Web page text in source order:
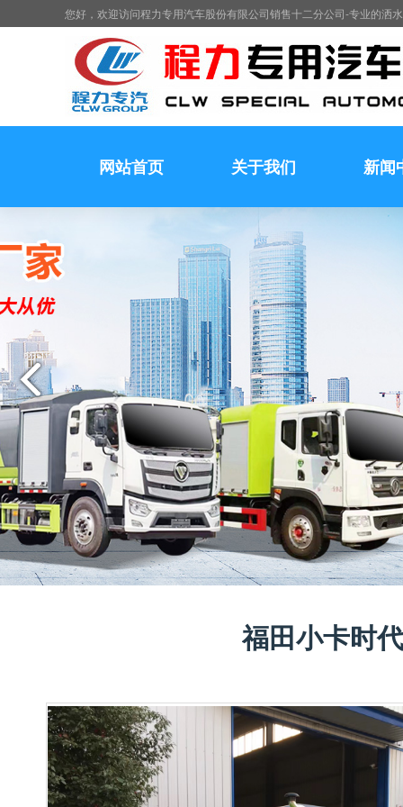
您好，欢迎访问程力专用汽车股份有限公司销售十二分公司-专业的洒
网站首页 关于我们 新闻
福田小卡时